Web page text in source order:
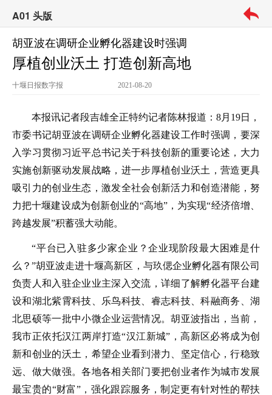
A01 头版
胡亚波在调研企业孵化器建设时强调
厚植创业沃土 打造创新高地
十堰日报数字报 2021-08-20
本报讯记者段吉雄全正特约记者陈林报道：8月19日，
市委书记胡亚波在调研企业孵化器建设工作时强调，要深
入学习贯彻习近平总书记关于科技创新的重要论述，大力
实施创新驱动发展战略，进一步厚植创业沃土，营造更具
吸引力的创业生态，激发全社会创新活力和创造潜能，努
力把十堰建设成为创新创业的“高地”，为实现“经济倍增、
跨越发展”积蓄强大动能。
“平台已入驻多少家企业？企业现阶段最大困难是什
么？”胡亚波走进十堰高新区，与玖偲企业孵化器有限公司
负责人和入驻企业业主深入交流，详细了解孵化器平台建
设和湖北紫霄科技、乐鸟科技、睿志科技、科融商务、湖
北思硕等一批中小微企业运营情况。胡亚波指出，当前，
我市正依托汉江两岸打造“汉江新城”，高新区必将成为创
新和创业的沃土，希望企业看到潜力、坚定信心，行稳致
远、做大做强。各地各相关部门要把创业者作为城市发展
最宝贵的“财富”，强化跟踪服务，制定更有针对性的帮扶